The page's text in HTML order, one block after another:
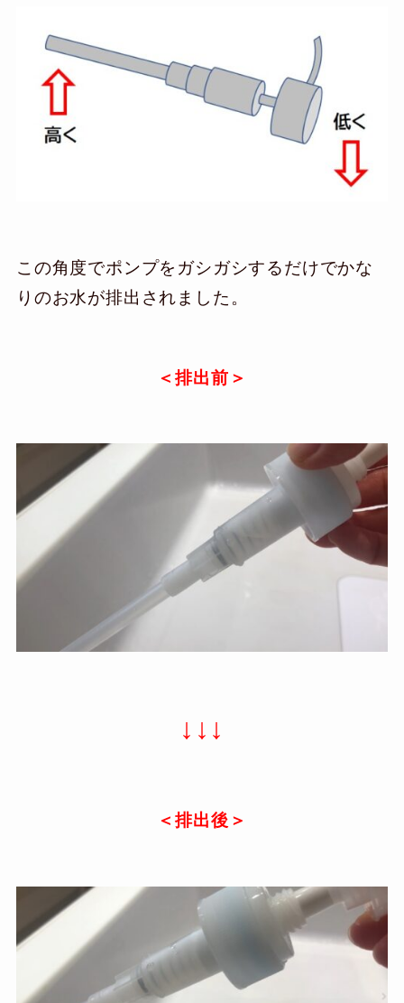
この角度でポンプをガシガシするだけでかな
りのお水が排出されました。
＜排出前＞
↓↓↓
＜排出後＞